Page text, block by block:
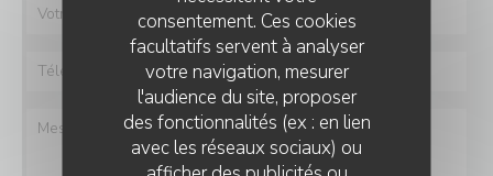
consentement. Ces cookies
facultatifs servent à analyser
votre navigation, mesurer
l'audience du site, proposer
des fonctionnalités (ex : en lien
avec les réseaux sociaux) ou